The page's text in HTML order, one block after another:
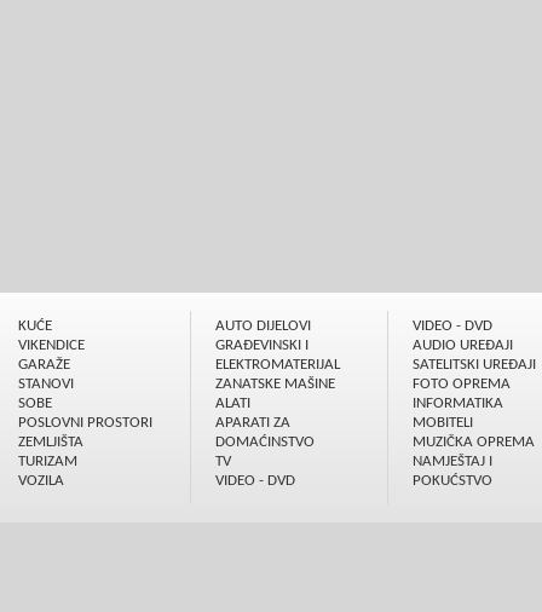
KUĆE
VIKENDICE
GARAŽE
STANOVI
SOBE
POSLOVNI PROSTORI
ZEMLJIŠTA
TURIZAM
VOZILA
AUTO DIJELOVI
GRAÐEVINSKI I
ELEKTROMATERIJAL
ZANATSKE MAŠINE
ALATI
APARATI ZA
DOMAĆINSTVO
TV
VIDEO - DVD
VIDEO - DVD
AUDIO UREÐAJI
SATELITSKI UREÐAJI
FOTO OPREMA
INFORMATIKA
MOBITELI
MUZIČKA OPREMA
NAMJEŠTAJ I
POKUĆSTVO